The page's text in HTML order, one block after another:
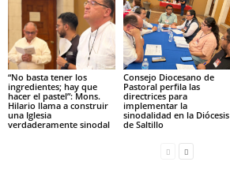
“No basta tener los
ingredientes; hay que
hacer el pastel”: Mons.
Hilario llama a construir
una Iglesia
verdaderamente sinodal
Consejo Diocesano de
Pastoral perfila las
directrices para
implementar la
sinodalidad en la Diócesis
de Saltillo